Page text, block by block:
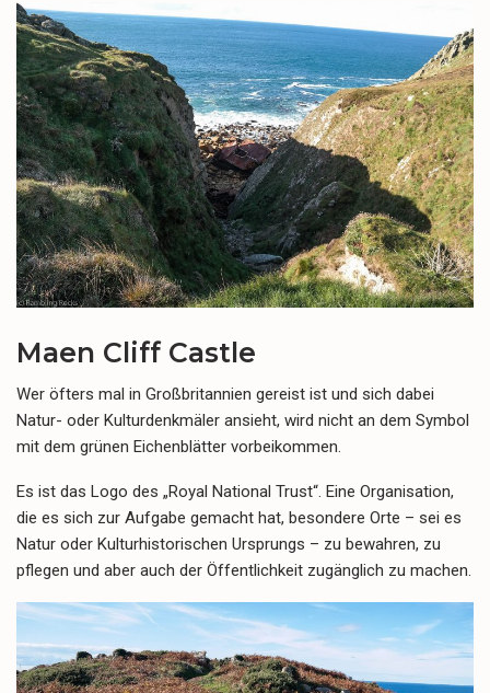
Maen Cliff Castle
Wer öfters mal in Großbritannien gereist ist und sich dabei
Natur- oder Kulturdenkmäler ansieht, wird nicht an dem Symbol
mit dem grünen Eichenblätter vorbeikommen.
Es ist das Logo des „Royal National Trust“. Eine Organisation,
die es sich zur Aufgabe gemacht hat, besondere Orte – sei es
Natur oder Kulturhistorischen Ursprungs – zu bewahren, zu
pflegen und aber auch der Öffentlichkeit zugänglich zu machen.